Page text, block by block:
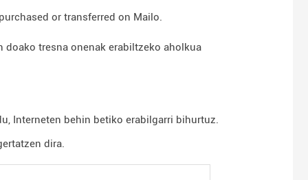
or transferred on Mailo.
tresna onenak erabiltzeko aholkua
Interneten behin betiko erabilgarri bihurtuz.
dira.